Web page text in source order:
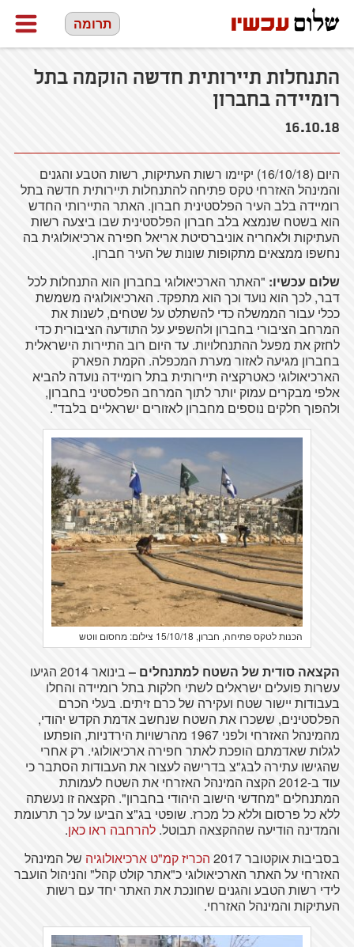
תרומה
התנחלות תיירותית חדשה הוקמה בתל
רומיידה בחברון
16.10.18
היום (16/10/18) יקיימו רשות העתיקות, רשות הטבע והגנים
והמינהל האזרחי טקס פתיחה להתנחלות תיירותית חדשה בתל
רומיידה בלב העיר הפלסטינית חברון. האתר התיירותי החדש
הוא בשטח שנמצא בלב חברון הפלסטינית שבו ביצעה רשות
העתיקות ולאחריה אוניברסיטת אריאל חפירה ארכיאולוגית בה
נחשפו ממצאים מתקופות שונות של העיר חברון.
שלום עכשיו: "האתר הארכיאולוגי בחברון הוא התנחלות לכל
דבר, לכך הוא נועד וכך הוא מתפקד. הארכיאולוגיה משמשת
ככלי עבור הממשלה כדי להשתלט על שטחים, לשנות את
המרחב הציבורי בחברון ולהשפיע על התודעה הציבורית כדי
לחזק את מפעל ההתנחלויות. עד היום רוב התיירות הישראלית
בחברון מגיעה לאזור מערת המכפלה. הקמת הפארק
הארכיאולוגי כאטרקציה תיירותית בתל רומיידה נועדה להביא
אלפי מבקרים עמוק יותר לתוך המרחב הפלסטיני בחברון,
ולהפוך חלקים נוספים מחברון לאזורים ישראליים בלבד".
הכנות לטקס פתיחה, חברון, 15/10/18 צילום: מחסום ווטש
הקצאה סודית של השטח למתנחלים –
בינואר 2014 הגיעו
עשרות פועלים ישראלים לשתי חלקות בתל רומיידה והחלו
בעבודות יישור שטח ועקירה של כרם זיתים. בעלי הכרם
הפלסטינים, ששכרו את השטח שנחשב אדמת הקדש יהודי,
מהמינהל האזרחי ולפני 1967 מהרשויות הירדניות, הופתעו
לגלות שאדמתם הופכת לאתר חפירה ארכיאולוגי. רק אחרי
שהגישו עתירה לבג"צ בדרישה לעצור את העבודות הסתבר כי
עוד ב-2012 הקצה המינהל האזרחי את השטח לעמותת
המתנחלים "מחדשי הישוב היהודי בחברון". הקצאה זו נעשתה
ללא כל פרסום וללא כל מכרז. שופטי בג"צ הביעו על כך תרעומת
והמדינה הודיעה שההקצאה תבוטל. להרחבה ראו כאן.
בסביבות אוקטובר 2017
הכריז קמ"ט ארכיאולוגיה של המינהל
האזרחי על האתר הארכיאולוגי כ"אתר קולט קהל" והניהול הועבר
לידי רשות הטבע והגנים שחונכת את האתר יחד עם רשות
העתיקות והמינהל האזרחי.